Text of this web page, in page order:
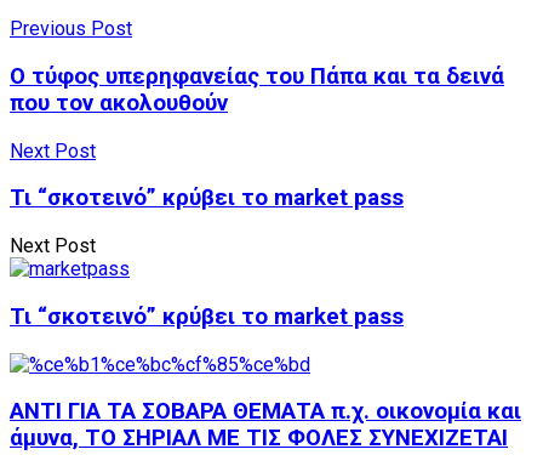
Previous Post
Ο τύφος υπερηφανείας του Πάπα και τα δεινά
που τον ακολουθούν
Next Post
Τι “σκοτεινό” κρύβει το market pass
Next Post
Τι “σκοτεινό” κρύβει το market pass
ΑΝΤΙ ΓΙΑ ΤΑ ΣΟΒΑΡΑ ΘΕΜΑΤΑ π.χ. οικονομία και
άμυνα, ΤΟ ΣΗΡΙΑΛ ΜΕ ΤΙΣ ΦΟΛΕΣ ΣΥΝΕΧΙΖΕΤΑΙ